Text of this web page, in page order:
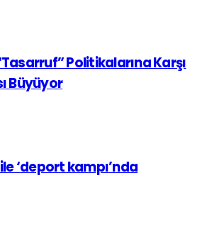
Politikalarına Karşı
Büyüyor
‘deport kampı’nda